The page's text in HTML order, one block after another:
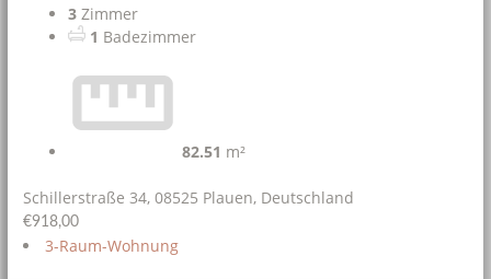
3 Zimmer
1 Badezimmer
82.51 m²
Schillerstraße 34, 08525 Plauen, Deutschland
€918,00
3-Raum-Wohnung